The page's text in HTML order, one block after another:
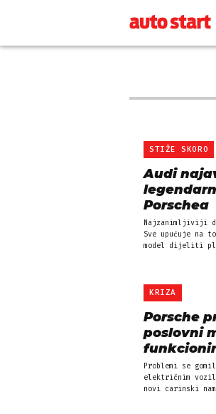
STIŽE SKORO
Audi
Porschea
Najzanimljiviji
Sve upućuje na
model dijeliti
KRIZA
Porsche
poslovni
Problemi se
električnim
novi carinski